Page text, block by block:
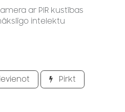
ar PIR kustības
intelektu
Pirkt